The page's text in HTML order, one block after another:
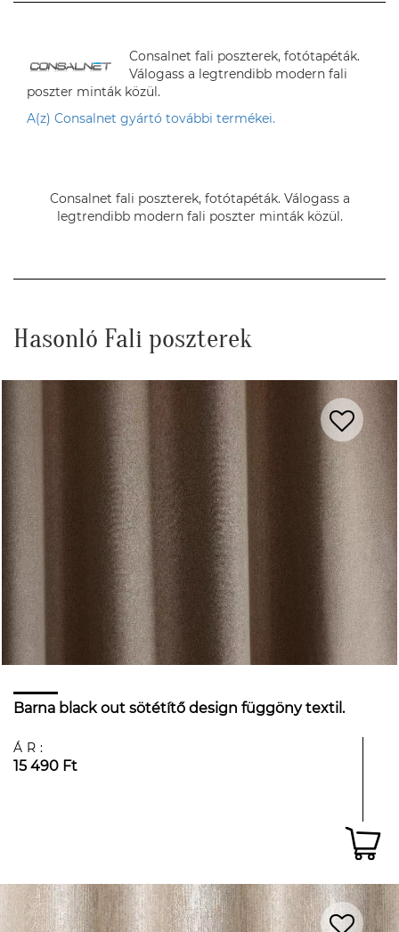
Consalnet fali poszterek, fotótapéták.
Válogass a legtrendibb modern fali
poszter minták közül.
A(z) Consalnet gyártó további termékei.
Consalnet fali poszterek, fotótapéták. Válogass a
legtrendibb modern fali poszter minták közül.
Hasonló Fali poszterek
Barna black out sötétítő design függöny textil.
ÁR:
15 490 Ft